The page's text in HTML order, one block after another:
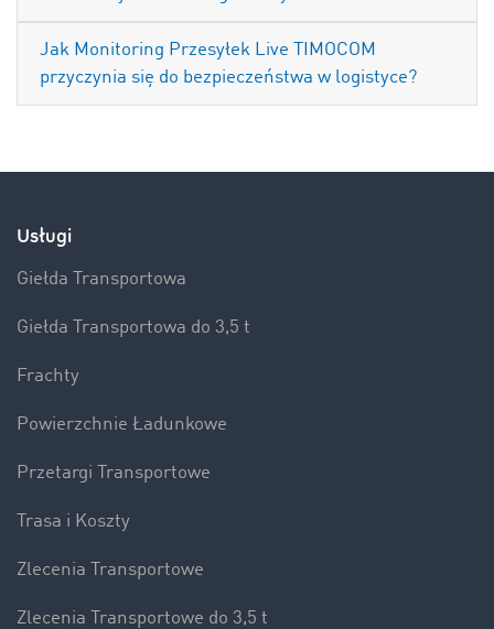
Jak Monitoring Przesyłek Live TIMOCOM
przyczynia się do bezpieczeństwa w logistyce?
Usługi
Giełda Transportowa
Giełda Transportowa do 3,5 t
Frachty
Powierzchnie Ładunkowe
Przetargi Transportowe
Trasa i Koszty
Zlecenia Transportowe
Zlecenia Transportowe do 3,5 t